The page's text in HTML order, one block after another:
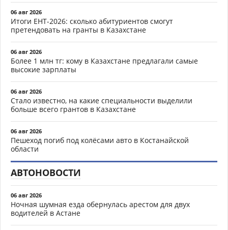
06 авг 2026
Итоги ЕНТ-2026: сколько абитуриентов смогут
претендовать на гранты в Казахстане
06 авг 2026
Более 1 млн тг: кому в Казахстане предлагали самые
высокие зарплаты
06 авг 2026
Стало известно, на какие специальности выделили
больше всего грантов в Казахстане
06 авг 2026
Пешеход погиб под колёсами авто в Костанайской
области
АВТОНОВОСТИ
06 авг 2026
Ночная шумная езда обернулась арестом для двух
водителей в Астане